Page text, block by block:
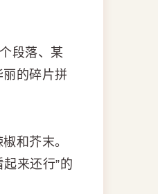
段落、某
的碎片拼
和芥末。
来还行”的